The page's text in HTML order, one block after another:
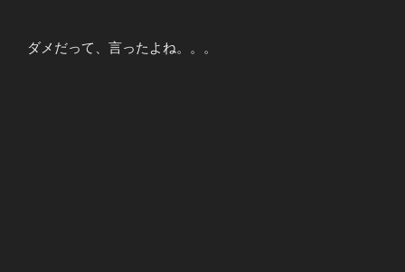
ダメだって、言ったよね。。。